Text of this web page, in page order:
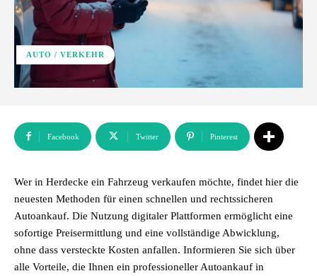
AUTO / VERKEHR
Facebook Twitter Pinterest
Wer in Herdecke ein Fahrzeug verkaufen möchte, findet hier die
neuesten Methoden für einen schnellen und rechtssicheren
Autoankauf. Die Nutzung digitaler Plattformen ermöglicht eine
sofortige Preisermittlung und eine vollständige Abwicklung,
ohne dass versteckte Kosten anfallen. Informieren Sie sich über
alle Vorteile, die Ihnen ein professioneller Autoankauf in